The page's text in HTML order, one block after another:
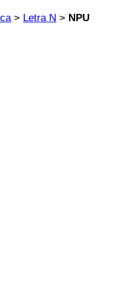
> Letra N > NPU